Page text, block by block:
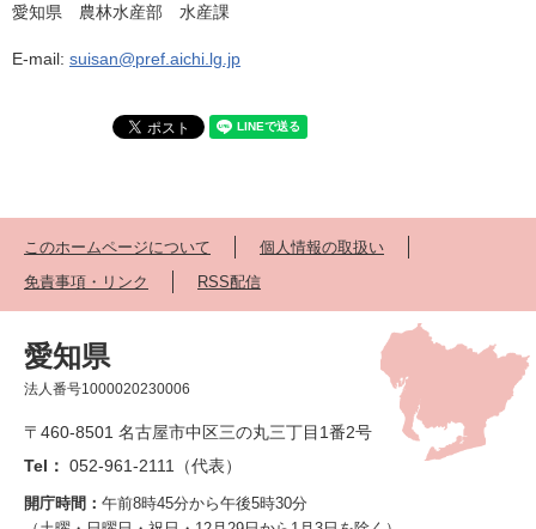
愛知県 農林水産部 水産課
E-mail: suisan@pref.aichi.lg.jp
このホームページについて
個人情報の取扱い
免責事項・リンク
RSS配信
愛知県
法人番号1000020230006
〒460-8501 名古屋市中区三の丸三丁目1番2号
Tel： 052-961-2111（代表）
開庁時間： 午前8時45分から午後5時30分